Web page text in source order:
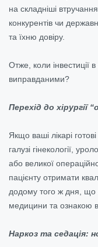
на складніші
конкурентів чи
та їхню довіру.
Отже, коли інвестиції
виправданими?
Перехід до хірургії
Якщо ваші лікарі
галузі гінекології,
або великої
пацієнту отримати
додому того ж дня, що
медицини та ознакою
Наркоз та седація: